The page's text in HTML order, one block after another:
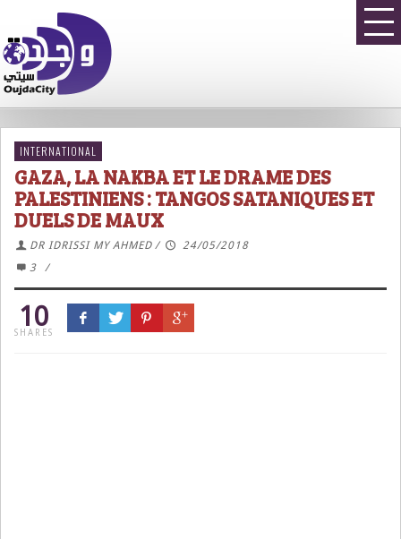
INTERNATIONAL
GAZA, LA NAKBA ET LE DRAME DES
PALESTINIENS : TANGOS SATANIQUES ET
DUELS DE MAUX
DR IDRISSI MY AHMED /
24/05/2018
3
/
10
SHARES